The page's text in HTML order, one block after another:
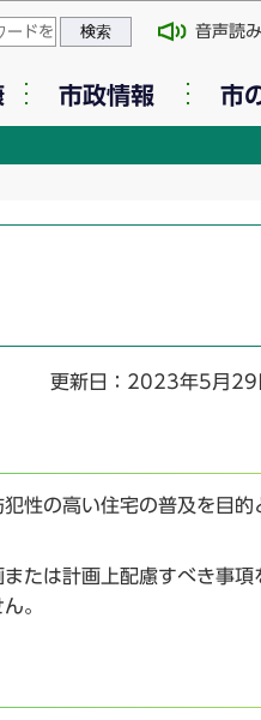
へ移動
音声読
市政情報 市
更新日：2023年5月29
性の高い住宅の普及を目的
たは計画上配慮すべき事項
。